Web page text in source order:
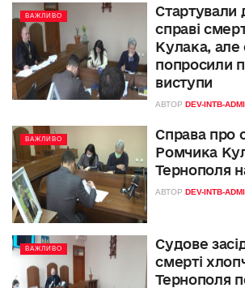
ВАЖЛИВО
Стартували
справі
Кулака, але
попросили
виступи
АВТОР DEV-INTB-
ВАЖЛИВО
Справа про
Ромчика
Тернополя
АВТОР DEV-INTB-
ВАЖЛИВО
Судове
смерті
Тернополя